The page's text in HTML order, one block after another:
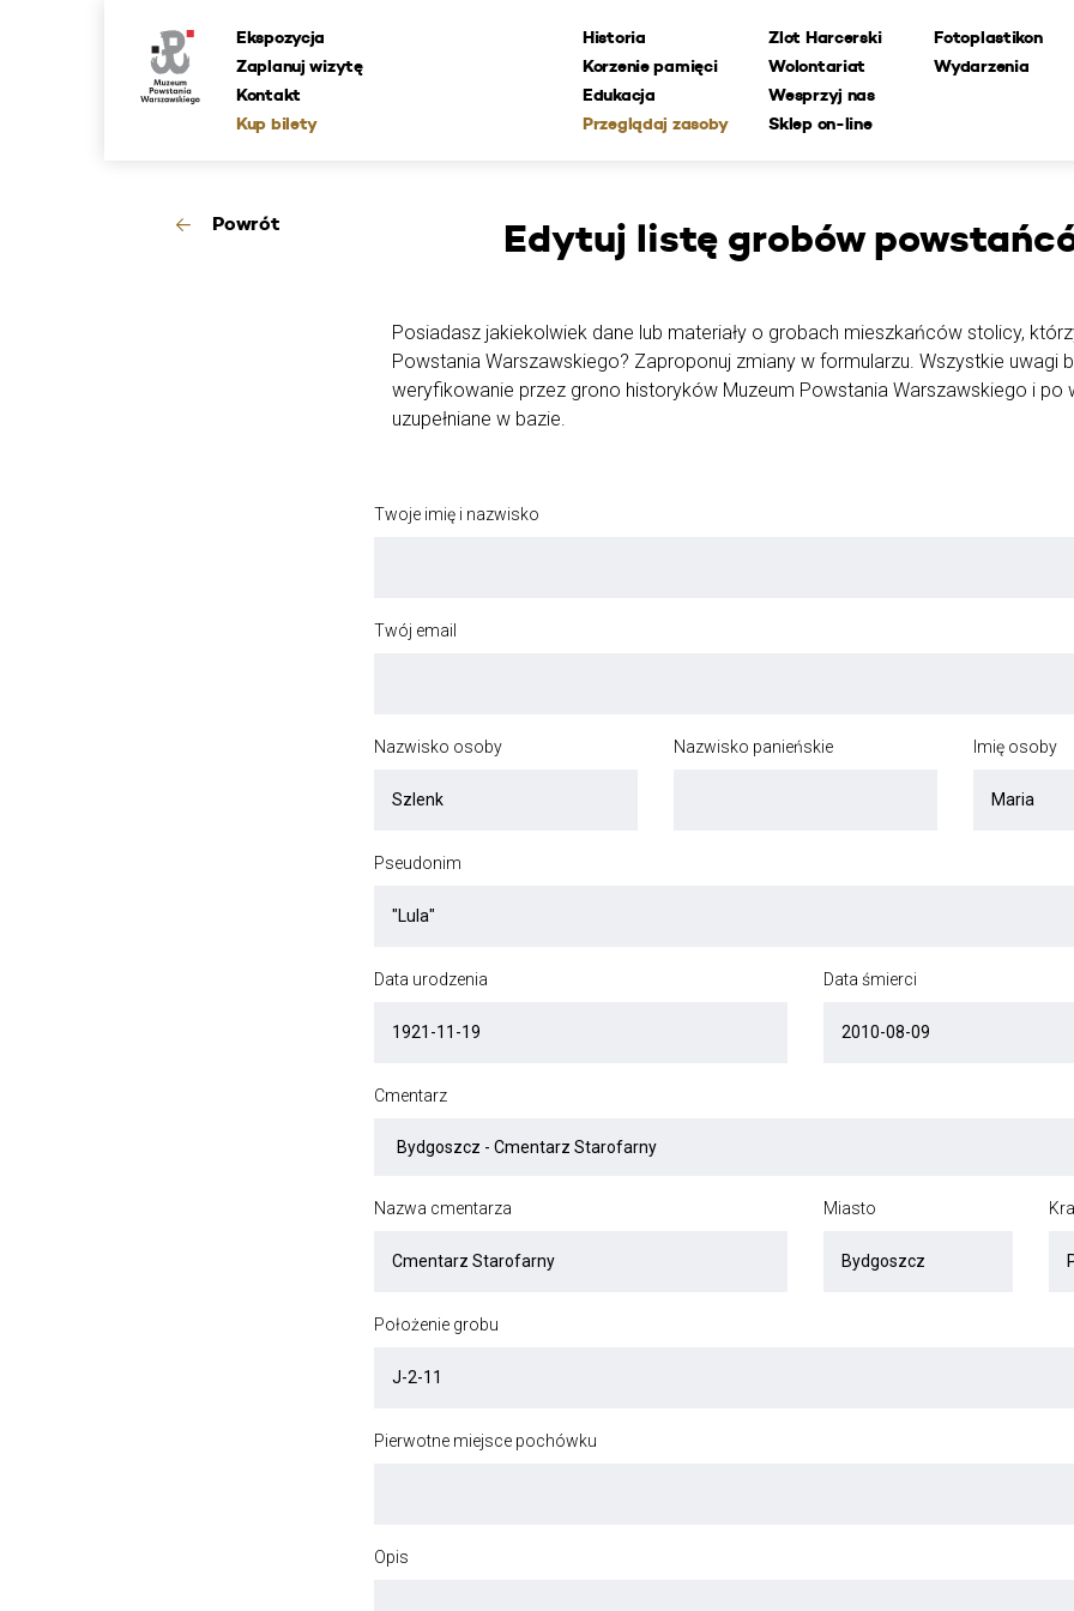
Ekspozycja
Zaplanuj wizytę
Kontakt
Kup bilety
Historia
Korzenie pamięci
Edukacja
Przeglądaj zasoby
Zlot Harcerski
Wolontariat
Wesprzyj nas
Sklep on-line
Fotoplastikon
Wydarzenia
Powrót Edytuj listę grobów
Posiadasz jakiekolwiek dane lub materiały o grobach mieszkańców stolicy,
Powstania Warszawskiego? Zaproponuj zmiany w formularzu. Wszystkie uwagi
weryfikowanie przez grono historyków Muzeum Powstania Warszawskiego i po
uzupełniane w bazie.
Twoje imię i nazwisko
Twój email
Nazwisko osoby Nazwisko panieńskie Imię osoby
Pseudonim
Data urodzenia Data śmierci
Cmentarz
Nazwa cmentarza Miasto
Położenie grobu
Pierwotne miejsce pochówku
Opis